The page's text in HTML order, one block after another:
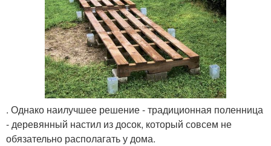
. Однако наилучшее решение - традиционная поленница
- деревянный настил из досок, который совсем не
обязательно располагать у дома.